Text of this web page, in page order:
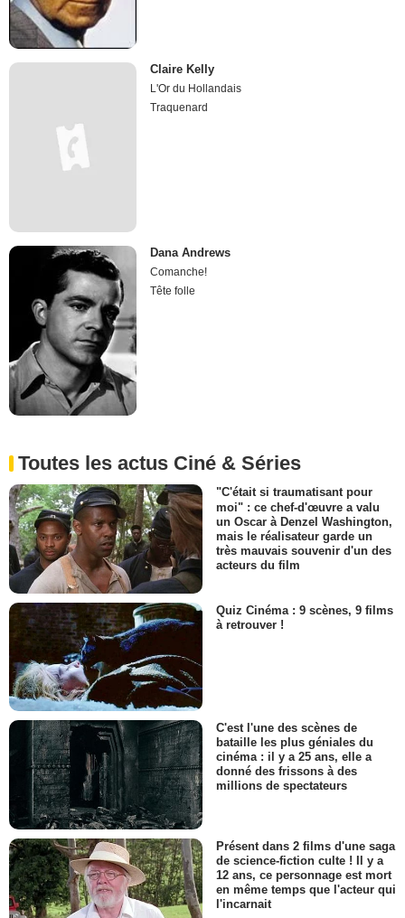
Claire Kelly
L'Or du Hollandais
Traquenard
Dana Andrews
Comanche!
Tête folle
Toutes les actus Ciné & Séries
"C'était si traumatisant pour
moi" : ce chef-d'œuvre a valu
un Oscar à Denzel Washington,
mais le réalisateur garde un
très mauvais souvenir d'un des
acteurs du film
Quiz Cinéma : 9 scènes, 9 films
à retrouver !
C'est l'une des scènes de
bataille les plus géniales du
cinéma : il y a 25 ans, elle a
donné des frissons à des
millions de spectateurs
Présent dans 2 films d'une saga
de science-fiction culte ! Il y a
12 ans, ce personnage est mort
en même temps que l'acteur qui
l'incarnait